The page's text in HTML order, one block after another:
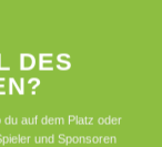
DES
auf dem Platz oder
und Sponsoren